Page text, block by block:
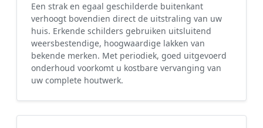
Een strak en egaal geschilderde buitenkant
verhoogt bovendien direct de uitstraling van uw
huis. Erkende schilders gebruiken uitsluitend
weersbestendige, hoogwaardige lakken van
bekende merken. Met periodiek, goed uitgevoerd
onderhoud voorkomt u kostbare vervanging van
uw complete houtwerk.